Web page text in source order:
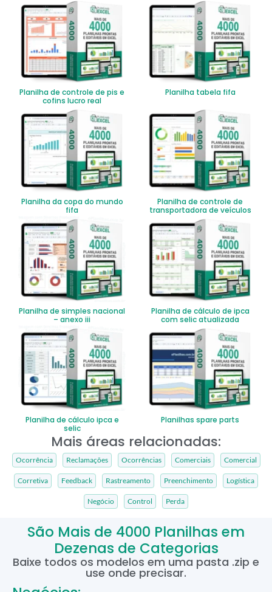
Planilha de controle de pis e
cofins lucro real
Planilha tabela fifa
Planilha da copa do mundo
fifa
Planilha de controle de
transportadora de veículos
Planilha de simples nacional
– anexo iii
Planilha de cálculo de ipca
com selic atualizada
Planilha de cálculo ipca e
selic
Planilhas spare parts
Mais áreas relacionadas:
Ocorrência Reclamações Ocorrências Comerciais Comercial
Corretiva Feedback Rastreamento Preenchimento Logística
Negócio Control Perda
São Mais de 4000 Planilhas em
Dezenas de Categorias
Baixe todos os modelos em uma pasta .zip e
use onde precisar.